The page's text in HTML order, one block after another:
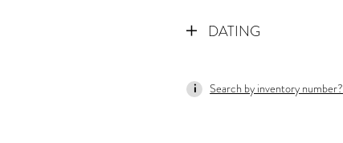
DATING
Search by inventory number?